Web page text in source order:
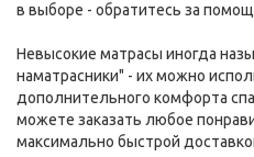
в выборе - обратитесь за
Невысокие матрасы иногда
наматрасники" - их можно
дополнительного комфорта
можете заказать любое
максимально быстрой